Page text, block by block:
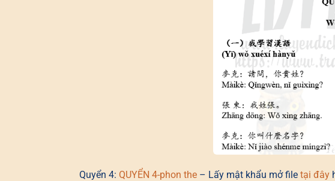
Quyển 4: QUYỂN 4-phon the – Lấy mật khẩu mở file tại đây